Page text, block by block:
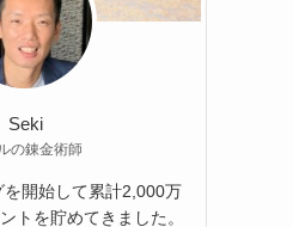
Seki
の錬金術師
開始して累計2,000万
トを貯めてきました。